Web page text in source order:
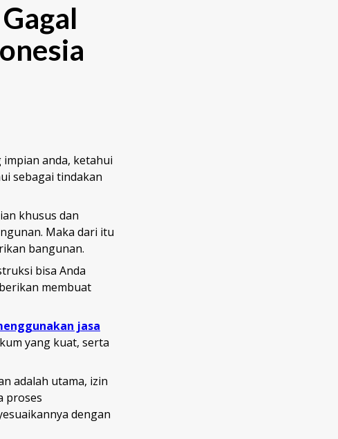
anda, ketahui
sebagai tindakan
khusus dan
Maka dari itu
bangunan.
bisa Anda
membuat
jasa
yang kuat, serta
adalah utama, izin
proses
dengan